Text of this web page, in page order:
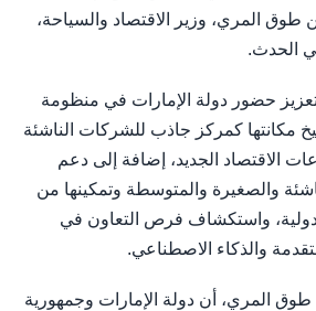
طوق المري، وزير الاقتصاد والسياحة،
الحدث.
حضور دولة الإمارات في منظومة
مكانتها كمركز جاذب للشركات الناشئة
الاقتصاد الجديد، إضافة إلى دعم
والصغيرة والمتوسطة وتمكينها من
دولية، واستكشاف فرص التعاون في
والذكاء الاصطناعي.
طوق المري، أن دولة الإمارات وجمهورية